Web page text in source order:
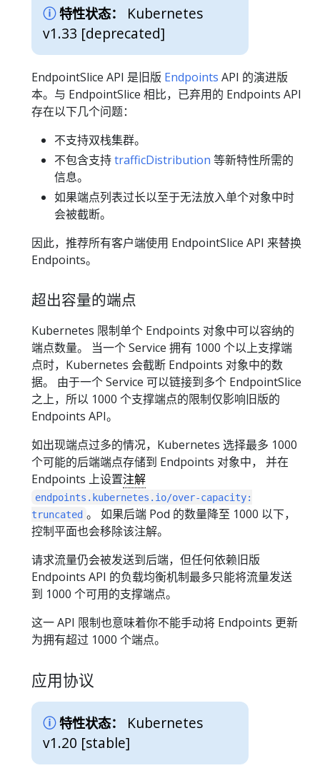
特性状态：
Kubernetes
v1.33 [deprecated]
EndpointSlice API 是旧版 Endpoints API 的演进版
本。与 EndpointSlice 相比，已弃用的 Endpoints API
存在以下几个问题：
不支持双栈集群。
不包含支持trafficDistribution 等新特性所需的
信息。
如果端点列表过长以至于无法放入单个对象中时
会被截断。
因此，推荐所有客户端使用 EndpointSlice API 来替换
Endpoints。
超出容量的端点
Kubernetes 限制单个 Endpoints 对象中可以容纳的
端点数量。 当一个 Service 拥有 1000 个以上支撑端
点时，Kubernetes 会截断 Endpoints 对象中的数
据。 由于一个 Service 可以链接到多个 EndpointSlice
之上，所以 1000 个支撑端点的限制仅影响旧版的
Endpoints API。
如出现端点过多的情况，Kubernetes 选择最多 1000
个可能的后端端点存储到 Endpoints 对象中， 并在
Endpoints 上设置注解
endpoints.kubernetes.io/over-capacity:
truncated 。 如果后端 Pod 的数量降至 1000 以下，
控制平面也会移除该注解。
请求流量仍会被发送到后端，但任何依赖旧版
Endpoints API 的负载均衡机制最多只能将流量发送
到 1000 个可用的支撑端点。
这一 API 限制也意味着你不能手动将 Endpoints 更新
为拥有超过 1000 个端点。
应用协议
特性状态：
Kubernetes
v1.20 [stable]